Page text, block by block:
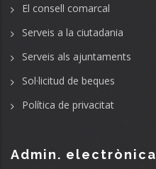
El consell comarcal
Serveis a la ciutadania
Serveis als ajuntaments
Sol·licitud de beques
Política de privacitat
Admin. electrònica